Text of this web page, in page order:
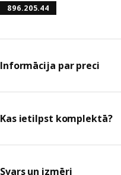
896.205.44
Informācija par preci
Kas ietilpst komplektā?
Svars un izmēri